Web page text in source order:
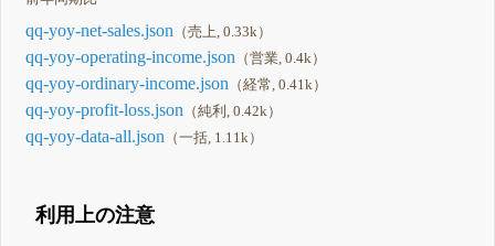
qq-yoy-net-sales.json （売上, 0.33k）
qq-yoy-operating-income.json （営業, 0.4k）
qq-yoy-ordinary-income.json （経常, 0.41k）
qq-yoy-profit-loss.json （純利, 0.42k）
qq-yoy-data-all.json （一括, 1.11k）
利用上の注意